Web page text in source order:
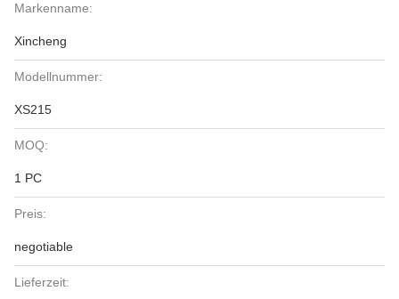
Markenname:
Xincheng
Modellnummer:
XS215
MOQ:
1 PC
Preis:
negotiable
Lieferzeit: